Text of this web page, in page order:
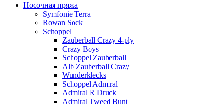
Носочная пряжа
Symfonie Terra
Rowan Sock
Schoppel
Zauberball Crazy 4-ply
Crazy Boys
Schoppel Zauberball
Alb Zauberball Crazy
Wunderklecks
Schoppel Admiral
Admiral R Druck
Admiral Tweed Bunt